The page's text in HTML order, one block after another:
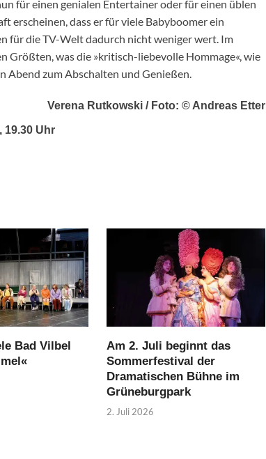
für einen genialen Entertainer oder für einen üblen
erscheinen, dass er für viele Babyboomer ein
für die TV-Welt dadurch nicht weniger wert. Im
was die »kritisch-liebevolle Hommage«, wie
Abend zum Abschalten und Genießen.
Verena Rutkowski / Foto: © Andreas Etter
19.30 Uhr
Bad Vilbel
Am 2. Juli beginnt das
Sommerfestival der
Dramatischen Bühne im
Grüneburgpark
2. Juli 2026